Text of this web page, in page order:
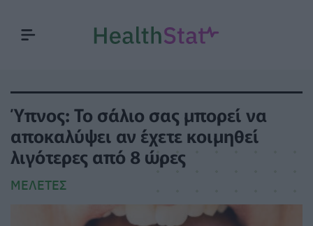
Ύπνος: Το σάλιο σας μπορεί να
αποκαλύψει αν έχετε κοιμηθεί
λιγότερες από 8 ώρες
ΜΕΛΈΤΕΣ